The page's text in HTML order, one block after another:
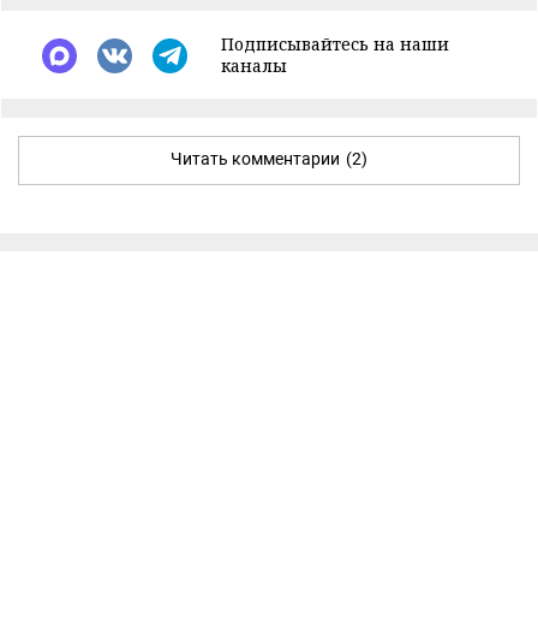
Подписывайтесь на наши
каналы
Читать комментарии (2)